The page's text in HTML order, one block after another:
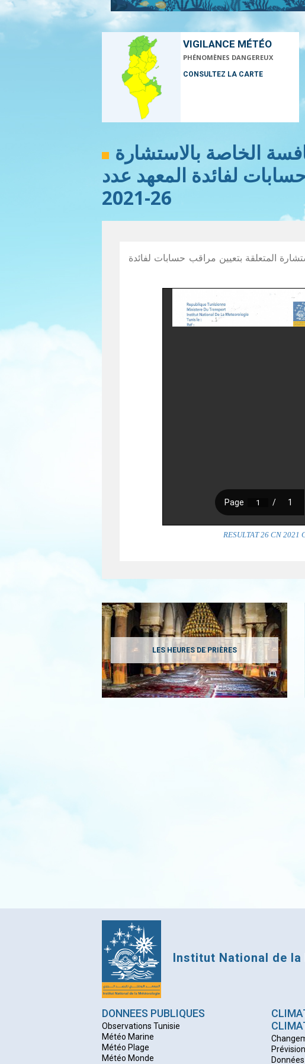
VIGILANCE MÉTÉO
PHÉNOMÈNES DANGEREUX
CONSULTEZ LA CARTE
الخاصة بالاستشارة
لفائدة المعهد عدد
26-2021
المتعلقة بتعيين مراقب حسابات لفائدة
RESULTAT 26 CN 2021
LES HEURES DE PRIÈRES
Institut National de
DONNEES PUBLIQUES
Observations Tunisie
Météo Marine
Météo Plage
Météo Monde